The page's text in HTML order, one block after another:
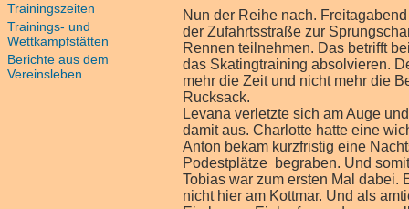
Nun der Reihe nach.
der Zufahrtsstraße zur
Rennen teilnehmen. Das betrifft
das Skatingtraining absolvieren.
mehr die Zeit und nicht mehr die
Rucksack.
Levana verletzte sich am Auge
damit aus. Charlotte hatte eine
Anton bekam kurzfristig eine
Podestplätze begraben. Und
Tobias war zum ersten Mal dabei.
nicht hier am Kottmar. Und als
Trainingszeiten
Trainings- und
Wettkampfstätten
Berichte aus dem
Vereinsleben